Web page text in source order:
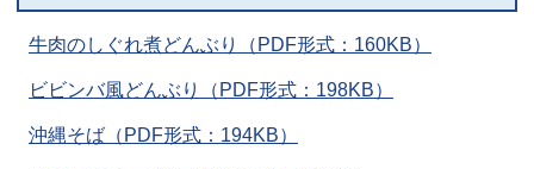
牛肉のしぐれ煮どんぶり（PDF形式：160KB）
ビビンバ風どんぶり（PDF形式：198KB）
沖縄そば（PDF形式：194KB）